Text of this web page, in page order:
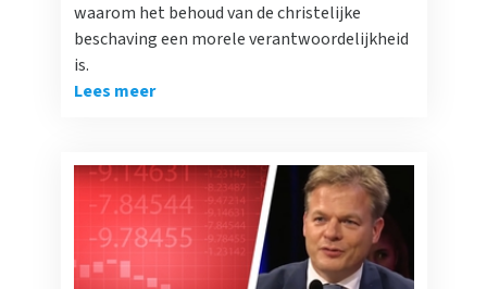
waarom het behoud van de christelijke
beschaving een morele verantwoordelijkheid
is.
Lees meer